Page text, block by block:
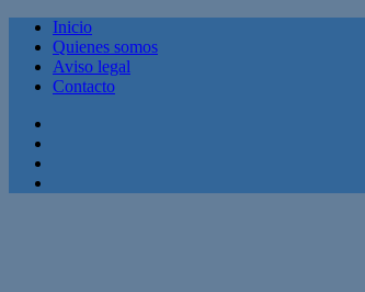
Inicio
Quienes somos
Aviso legal
Contacto